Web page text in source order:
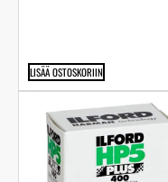
LISÄÄ OSTOSKORIIN